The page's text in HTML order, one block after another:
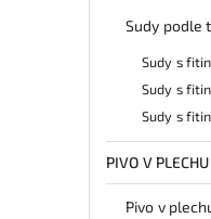
Sudy podle
Sudy s
Sudy s
Sudy s
PIVO V PLECHU
Pivo v